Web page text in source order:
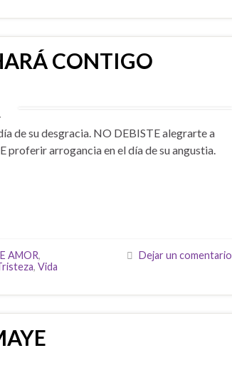
CONTIGO
de su desgracia. NO DEBISTE alegrarte a
proferir arrogancia en el día de su angustia.
AMOR,
, Vida
Dejar un comentario